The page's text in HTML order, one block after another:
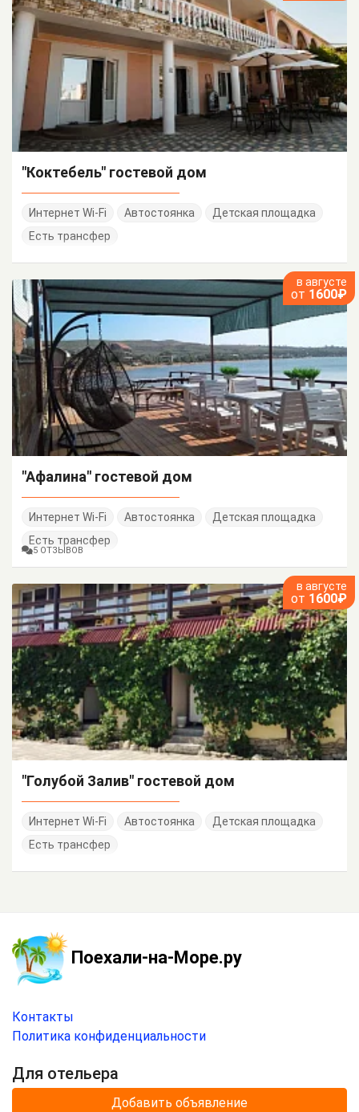
"Коктебель" гостевой дом
Интернет Wi-Fi Автостоянка
Детская площадка
Есть трансфер
в августе
от 1600₽
"Афалина" гостевой дом
Интернет Wi-Fi Автостоянка
Детская площадка
Есть трансфер
5 ОТЗЫВОВ
в августе
от 1600₽
"Голубой Залив" гостевой дом
Интернет Wi-Fi Автостоянка
Детская площадка
Есть трансфер
Поехали-на-Море.ру
Контакты
Политика конфиденциальности
Для отельера
Добавить объявление